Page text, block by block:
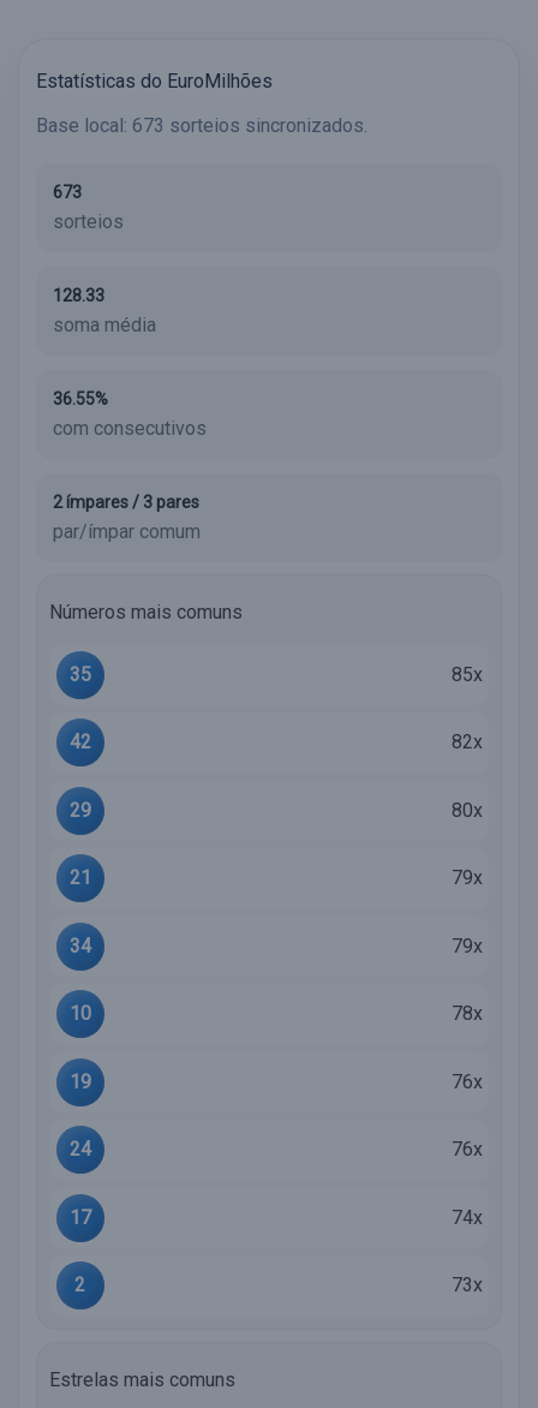
Estatísticas do EuroMilhões
Base local: 673 sorteios sincronizados.
673
sorteios
128.33
soma média
36.55%
com consecutivos
2 ímpares / 3 pares
par/ímpar comum
Números mais comuns
35 85x
42 82x
29 80x
21 79x
34 79x
10 78x
19 76x
24 76x
17 74x
2 73x
Estrelas mais comuns